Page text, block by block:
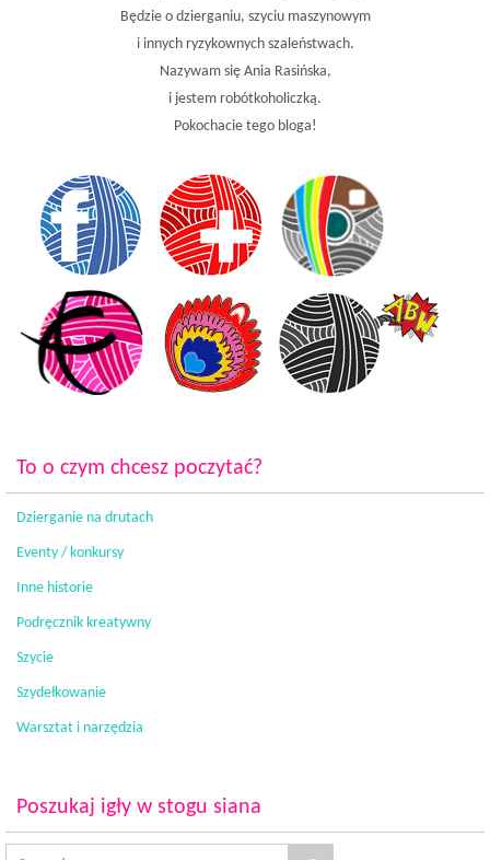
Będzie o dzierganiu, szyciu maszynowym
i innych ryzykownych szaleństwach.
Nazywam się Ania Rasińska,
i jestem robótkoholiczką.
Pokochacie tego bloga!
To o czym chcesz poczytać?
Dzierganie na drutach
Eventy / konkursy
Inne historie
Podręcznik kreatywny
Szycie
Szydełkowanie
Warsztat i narzędzia
Poszukaj igły w stogu siana